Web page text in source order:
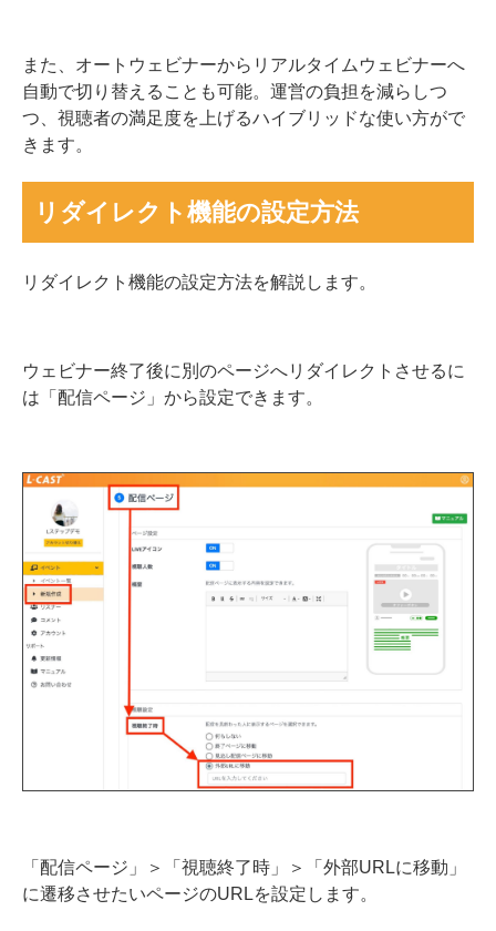
また、オートウェビナーからリアルタイムウェビナーへ
自動で切り替えることも可能。運営の負担を減らしつ
つ、視聴者の満足度を上げるハイブリッドな使い方がで
きます。
リダイレクト機能の設定方法
リダイレクト機能の設定方法を解説します。
ウェビナー終了後に別のページへリダイレクトさせるに
は「配信ページ」から設定できます。
「配信ページ」＞「視聴終了時」＞「外部URLに移動」
に遷移させたいページのURLを設定します。